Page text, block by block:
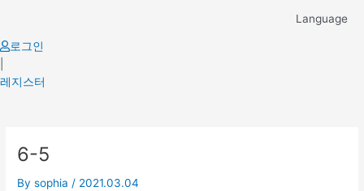
content
Language
로그인
레지스터
6-5
Bysophia / 2021.03.04
navigation